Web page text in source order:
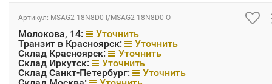
Артикул: MSAG2-18N8D0-I/MSAG2-18N8D0-O
Молокова, 14:
Уточнить
Транзит в Красноярск:
Уточнить
Склад Красноярск:
Уточнить
Склад Иркутск:
Уточнить
Склад Санкт-Петербург:
Уточнить